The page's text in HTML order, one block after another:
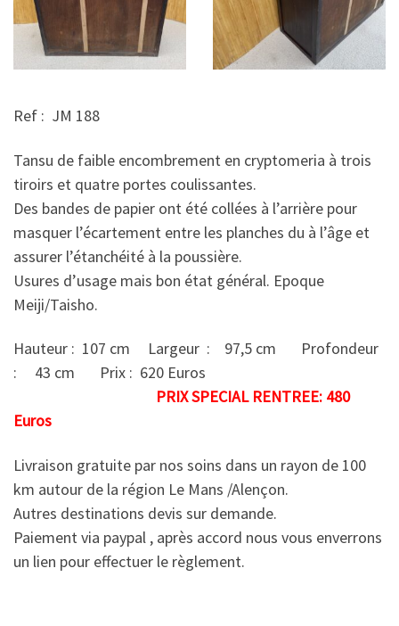
Ref : JM 188
Tansu de faible encombrement en cryptomeria à trois
tiroirs et quatre portes coulissantes.
Des bandes de papier ont été collées à l’arrière pour
masquer l’écartement entre les planches du à l’âge et
assurer l’étanchéité à la poussière.
Usures d’usage mais bon état général. Epoque
Meiji/Taisho.
Hauteur : 107 cm Largeur : 97,5 cm Profondeur
: 43 cm Prix : 620 Euros
PRIX SPECIAL RENTREE: 480
Euros
Livraison gratuite par nos soins dans un rayon de 100
km autour de la région Le Mans /Alençon.
Autres destinations devis sur demande.
Paiement via paypal , après accord nous vous enverrons
un lien pour effectuer le règlement.